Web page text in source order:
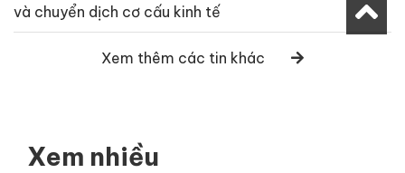
và chuyển dịch cơ cấu kinh tế
Xem thêm các tin khác
Xem nhiều